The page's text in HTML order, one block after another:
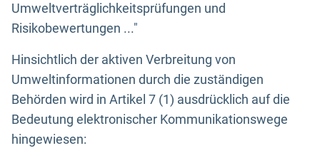
Umweltverträglichkeitsprüfungen und
Risikobewertungen ..."
Hinsichtlich der aktiven Verbreitung von
Umweltinformationen durch die zuständigen
Behörden wird in Artikel 7 (1) ausdrücklich auf die
Bedeutung elektronischer Kommunikationswege
hingewiesen: